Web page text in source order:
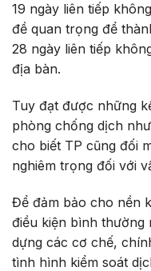
19 ngày liên tiếp
đề quan trọng để
28 ngày liên tiếp
địa bàn.
Tuy đạt được những
phòng chống dịch
cho biết TP cũng đối
nghiêm trọng đối với
Để đảm bảo cho nền
điều kiện bình thường
dựng các cơ chế,
tình hình kiểm soát